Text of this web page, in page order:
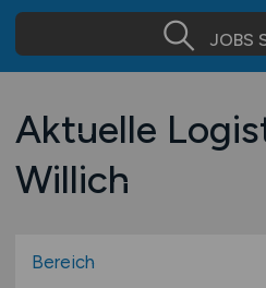
JOBS
Aktuelle
Willich
Bereich